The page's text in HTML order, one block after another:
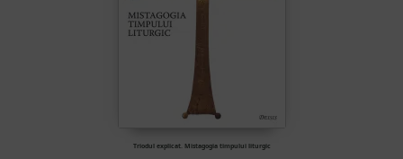
Triodul explicat. Mistagogia timpului liturgic